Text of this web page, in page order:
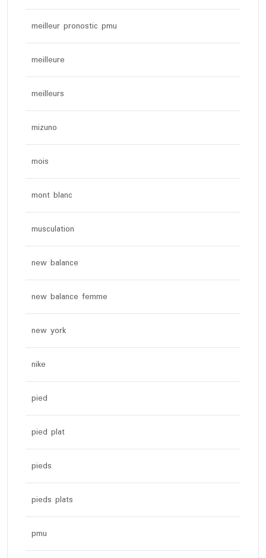
meilleur pronostic pmu
meilleure
meilleurs
mizuno
mois
mont blanc
musculation
new balance
new balance femme
new york
nike
pied
pied plat
pieds
pieds plats
pmu